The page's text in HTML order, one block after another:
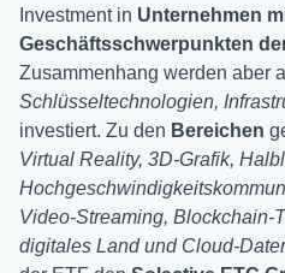
Investment in Unternehmen
Geschäftsschwerpunkten
Zusammenhang werden aber
Schlüsseltechnologien,
investiert. Zu den Bereichen
Virtual Reality, 3D-Grafik,
Video-Streaming, Blockchain-
digitales Land und Cloud-